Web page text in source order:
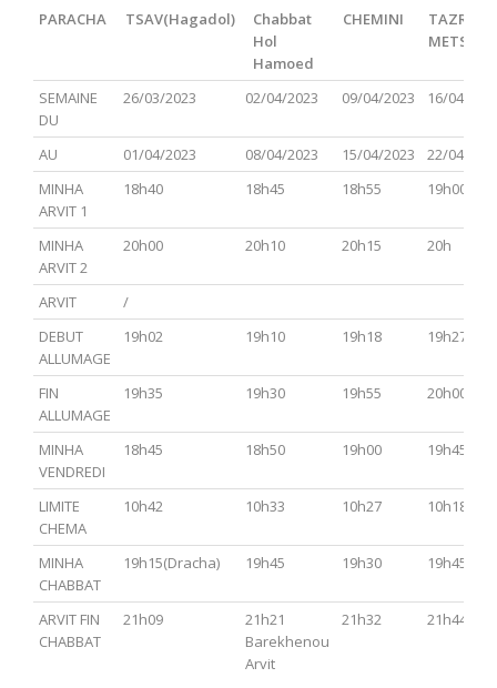
PARACHA TSAV(Hagadol)
Chabbat
Hol
Hamoed
CHEMINI
TAZRIA
PARACHA TSAV(Hagadol)
Chabbat
Hamoed
CHEMINI
TAZRIA
SEMAINE
DU
26/03/2023 02/04/2023 09/04/2023 16/04/
AU 01/04/2023 08/04/2023 15/04/2023
22/04/
MINHA
ARVIT 1
18h40 18h45 18h55 19h00
MINHA
ARVIT 2
20h00 20h10 20h15 20h
ARVIT
/
DEBUT
ALLUMAGE
19h02 19h10 19h18 19h27
FIN
ALLUMAGE
19h35 19h30 19h55 20h00
MINHA
VENDREDI
18h45 18h50 19h00 19h45
LIMITE
CHEMA
10h42 10h33 10h27 10h18
MINHA
CHABBAT
19h15(Dracha) 19h45 19h30 19h45
ARVIT FIN
CHABBAT
21h09
21h21
Barekhenou
Arvit
21h32 21h44